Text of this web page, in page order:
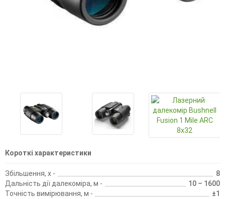
Короткі характеристики
Збільшення, х -
8
Дальність дії далекоміра, м -
10 – 1600
Точність вимірювання, м -
±1